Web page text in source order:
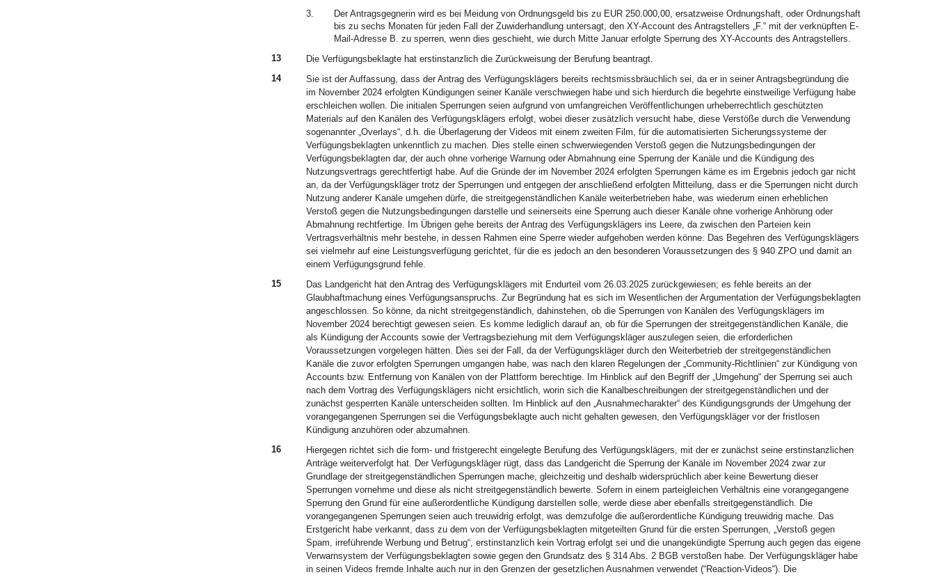
3.
Der Antragsgegnerin wird es bei Meidung von Ordnungsgeld bis zu EUR 250.000,00, ersatzweise Ordnungshaft, oder Ordnungshaft
bis zu sechs Monaten für jeden Fall der Zuwiderhandlung untersagt, den XY-Account des Antragstellers „F.“ mit der verknüpften E-
Mail-Adresse B. zu sperren, wenn dies geschieht, wie durch Mitte Januar erfolgte Sperrung des XY-Accounts des Antragstellers.
13
Die Verfügungsbeklagte hat erstinstanzlich die Zurückweisung der Berufung beantragt.
14
Sie ist der Auffassung, dass der Antrag des Verfügungsklägers bereits rechtsmissbräuchlich sei, da er in seiner Antragsbegründung die
im November 2024 erfolgten Kündigungen seiner Kanäle verschwiegen habe und sich hierdurch die begehrte einstweilige Verfügung habe
erschleichen wollen. Die initialen Sperrungen seien aufgrund von umfangreichen Veröffentlichungen urheberrechtlich geschützten
Materials auf den Kanälen des Verfügungsklägers erfolgt, wobei dieser zusätzlich versucht habe, diese Verstöße durch die Verwendung
sogenannter „Overlays“, d.h. die Überlagerung der Videos mit einem zweiten Film, für die automatisierten Sicherungssysteme der
Verfügungsbeklagten unkenntlich zu machen. Dies stelle einen schwerwiegenden Verstoß gegen die Nutzungsbedingungen der
Verfügungsbeklagten dar, der auch ohne vorherige Warnung oder Abmahnung eine Sperrung der Kanäle und die Kündigung des
Nutzungsvertrags gerechtfertigt habe. Auf die Gründe der im November 2024 erfolgten Sperrungen käme es im Ergebnis jedoch gar nicht
an, da der Verfügungskläger trotz der Sperrungen und entgegen der anschließend erfolgten Mitteilung, dass er die Sperrungen nicht durch
Nutzung anderer Kanäle umgehen dürfe, die streitgegenständlichen Kanäle weiterbetrieben habe, was wiederum einen erheblichen
Verstoß gegen die Nutzungsbedingungen darstelle und seinerseits eine Sperrung auch dieser Kanäle ohne vorherige Anhörung oder
Abmahnung rechtfertige. Im Übrigen gehe bereits der Antrag des Verfügungsklägers ins Leere, da zwischen den Parteien kein
Vertragsverhältnis mehr bestehe, in dessen Rahmen eine Sperre wieder aufgehoben werden könne. Das Begehren des Verfügungsklägers
sei vielmehr auf eine Leistungsverfügung gerichtet, für die es jedoch an den besonderen Voraussetzungen des § 940 ZPO und damit an
einem Verfügungsgrund fehle.
15
Das Landgericht hat den Antrag des Verfügungsklägers mit Endurteil vom 26.03.2025 zurückgewiesen; es fehle bereits an der
Glaubhaftmachung eines Verfügungsanspruchs. Zur Begründung hat es sich im Wesentlichen der Argumentation der Verfügungsbeklagten
angeschlossen. So könne, da nicht streitgegenständlich, dahinstehen, ob die Sperrungen von Kanälen des Verfügungsklägers im
November 2024 berechtigt gewesen seien. Es komme lediglich darauf an, ob für die Sperrungen der streitgegenständlichen Kanäle, die
als Kündigung der Accounts sowie der Vertragsbeziehung mit dem Verfügungskläger auszulegen seien, die erforderlichen
Voraussetzungen vorgelegen hätten. Dies sei der Fall, da der Verfügungskläger durch den Weiterbetrieb der streitgegenständlichen
Kanäle die zuvor erfolgten Sperrungen umgangen habe, was nach den klaren Regelungen der „Community-Richtlinien“ zur Kündigung von
Accounts bzw. Entfernung von Kanälen von der Plattform berechtige. Im Hinblick auf den Begriff der „Umgehung“ der Sperrung sei auch
nach dem Vortrag des Verfügungsklägers nicht ersichtlich, worin sich die Kanalbeschreibungen der streitgegenständlichen und der
zunächst gesperrten Kanäle unterscheiden sollten. Im Hinblick auf den „Ausnahmecharakter“ des Kündigungsgrunds der Umgehung der
vorangegangenen Sperrungen sei die Verfügungsbeklagte auch nicht gehalten gewesen, den Verfügungskläger vor der fristlosen
Kündigung anzuhören oder abzumahnen.
16
Hiergegen richtet sich die form- und fristgerecht eingelegte Berufung des Verfügungsklägers, mit der er zunächst seine erstinstanzlichen
Anträge weiterverfolgt hat. Der Verfügungskläger rügt, dass das Landgericht die Sperrung der Kanäle im November 2024 zwar zur
Grundlage der streitgegenständlichen Sperrungen mache, gleichzeitig und deshalb widersprüchlich aber keine Bewertung dieser
Sperrungen vornehme und diese als nicht streitgegenständlich bewerte. Sofern in einem parteigleichen Verhältnis eine vorangegangene
Sperrung den Grund für eine außerordentliche Kündigung darstellen solle, werde diese aber ebenfalls streitgegenständlich. Die
vorangegangenen Sperrungen seien auch treuwidrig erfolgt, was demzufolge die außerordentliche Kündigung treuwidrig mache. Das
Erstgericht habe verkannt, dass zu dem von der Verfügungsbeklagten mitgeteilten Grund für die ersten Sperrungen, „Verstoß gegen
Spam, irreführende Werbung und Betrug“, erstinstanzlich kein Vortrag erfolgt sei und die unangekündigte Sperrung auch gegen das eigene
Verwarnsystem der Verfügungsbeklagten sowie gegen den Grundsatz des § 314 Abs. 2 BGB verstoßen habe. Der Verfügungskläger habe
in seinen Videos fremde Inhalte auch nur in den Grenzen der gesetzlichen Ausnahmen verwendet (“Reaction-Videos“). Die